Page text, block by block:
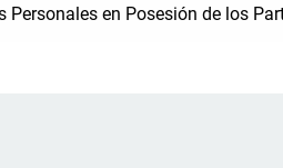
Personales en Posesión de los